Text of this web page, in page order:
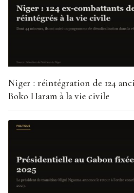
Niger : réintégration de 124
Boko Haram à la vie civile